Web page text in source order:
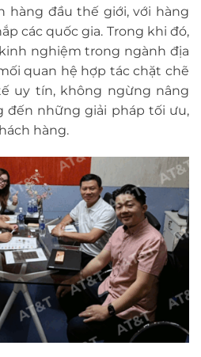
hàng đầu thế giới, với hàng
các quốc gia. Trong khi đó,
kinh nghiệm trong ngành địa
quan hệ hợp tác chặt chẽ
uy tín, không ngừng nâng
đến những giải pháp tối ưu,
hàng.